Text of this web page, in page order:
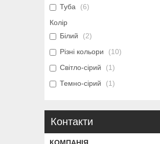
Туба
6
Колір
Білий
2
Різні кольори
10
Світло-сірий
1
Темно-сірий
1
Контакти